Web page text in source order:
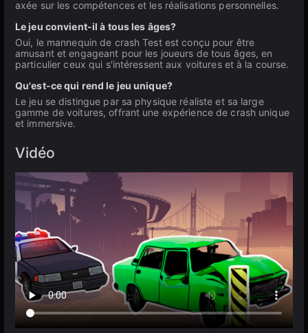
axée sur les compétences et les réalisations personnelles.
Le jeu convient-il à tous les âges?
Oui, le mannequin de crash Test est conçu pour être
amusant et engageant pour les joueurs de tous âges, en
particulier ceux qui s'intéressent aux voitures et à la course.
Qu'est-ce qui rend le jeu unique?
Le jeu se distingue par sa physique réaliste et sa large
gamme de voitures, offrant une expérience de crash unique
et immersive.
Vidéo